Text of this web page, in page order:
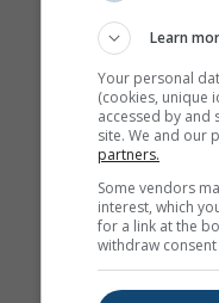
Learn
Your personal
(cookies, unique
accessed by and
site. We and our
partners.
Some vendors
interest, which
for a link at the
withdraw